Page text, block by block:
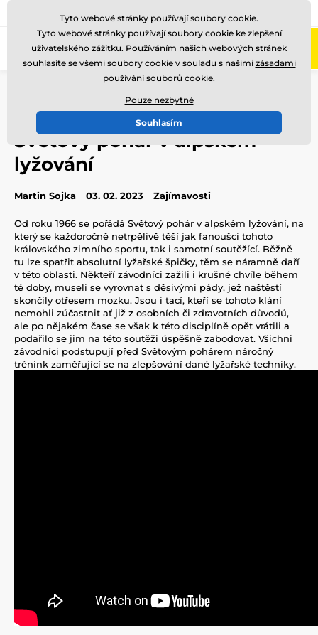
Zavolejte nám (Po-Pá 8-17)
Světový pohár v alpském lyžování
Světový pohár v alpském
lyžování
Martin Sojka 03. 02. 2023 Zajímavosti
Od roku 1966 se pořádá Světový pohár v alpském lyžování, na
který se každoročně netrpělivě těší jak fanoušci tohoto
královského zimního sportu, tak i samotní soutěžící. Běžně
tu lze spatřit absolutní lyžařské špičky, těm se náramně daří
v této oblasti. Někteří závodníci zažili i krušné chvíle během
té doby, museli se vyrovnat s děsivými pády, jež naštěstí
skončily otřesem mozku. Jsou i tací, kteří se tohoto klání
nemohli zúčastnit ať již z osobních či zdravotních důvodů,
ale po nějakém čase se však k této disciplíně opět vrátili a
podařilo se jim na této soutěži úspěšně zabodovat. Všichni
závodníci podstupují před Světovým pohárem náročný
trénink zaměřující se na zlepšování dané lyžařské techniky.
Tyto webové stránky používají soubory cookie.
Tyto webové stránky používají soubory cookie ke zlepšení
uživatelského zážitku. Používáním našich webových stránek
souhlasíte se všemi soubory cookie v souladu s našimi zásadami
používání souborů cookie.
Pouze nezbytné
Souhlasím